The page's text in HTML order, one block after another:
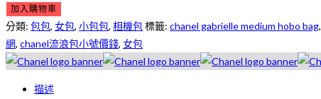
Chanel
Gabrielle
Small
Hobo
加入購物車
分類: 包包, 女包, 小包包, 相機包 標籤: chanel gabrielle medium hobo bag,
網, chanel流浪包小號價錢, 女包
描述